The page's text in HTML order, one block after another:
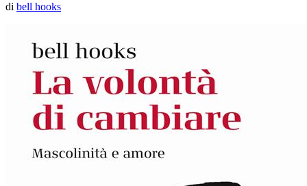
di bell hooks